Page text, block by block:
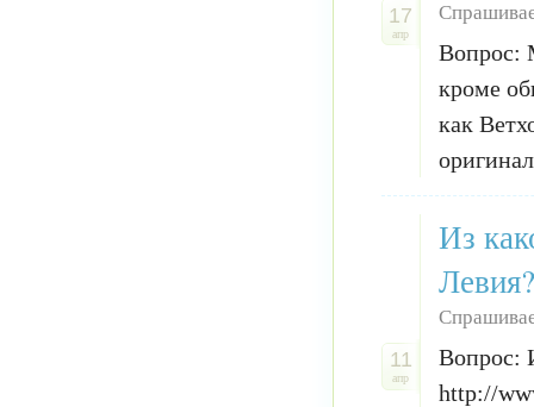
17
апр
Вопрос:
кроме
как
11
апр
Из
Вопрос:
http://